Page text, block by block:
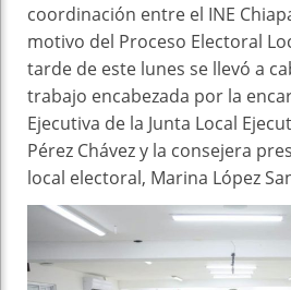
coordinación entre el INE
motivo del Proceso Electoral
tarde de este lunes se llevó a
trabajo encabezada por la
Ejecutiva de la Junta Local
Pérez Chávez y la consejera
local electoral, Marina López